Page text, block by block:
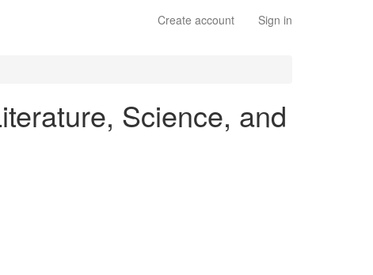
Create account Sign in
Science, and